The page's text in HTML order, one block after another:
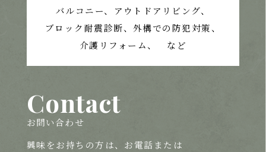
バルコニー、アウトドアリビング、
ブロック耐震診断、外構での防犯対策、
介護リフォーム、 など
Contact
お問い合わせ
興味をお持ちの方は、 お電話または